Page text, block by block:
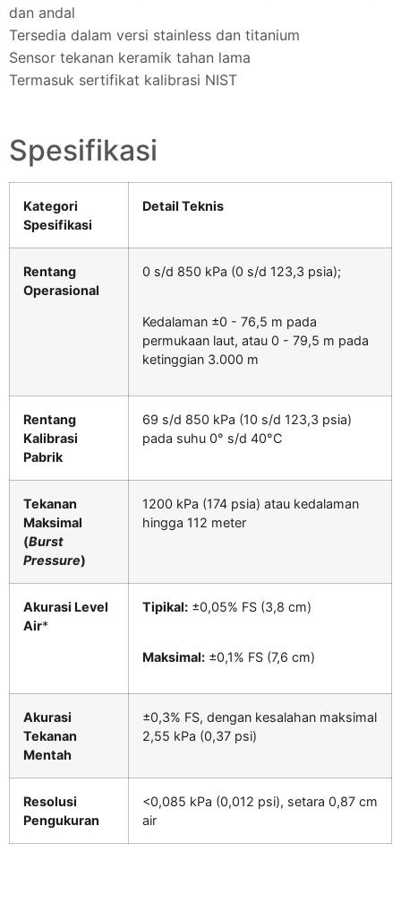
dan andal
Tersedia dalam versi stainless dan titanium
Sensor tekanan keramik tahan lama
Termasuk sertifikat kalibrasi NIST
Spesifikasi
Kategori
Spesifikasi
Detail Teknis
Rentang
Operasional
0 s/d 850 kPa (0 s/d 123,3 psia);
Kedalaman ±0 - 76,5 m pada
permukaan laut, atau 0 - 79,5 m pada
ketinggian 3.000 m
Rentang
Kalibrasi
Pabrik
69 s/d 850 kPa (10 s/d 123,3 psia)
pada suhu 0° s/d 40°C
Tekanan
Maksimal
(Burst
Pressure)
1200 kPa (174 psia) atau kedalaman
hingga 112 meter
Akurasi Level
Air*
Tipikal: ±0,05% FS (3,8 cm)
Maksimal: ±0,1% FS (7,6 cm)
Akurasi
Tekanan
Mentah
±0,3% FS, dengan kesalahan maksimal
2,55 kPa (0,37 psi)
Resolusi
Pengukuran
<0,085 kPa (0,012 psi), setara 0,87 cm
air